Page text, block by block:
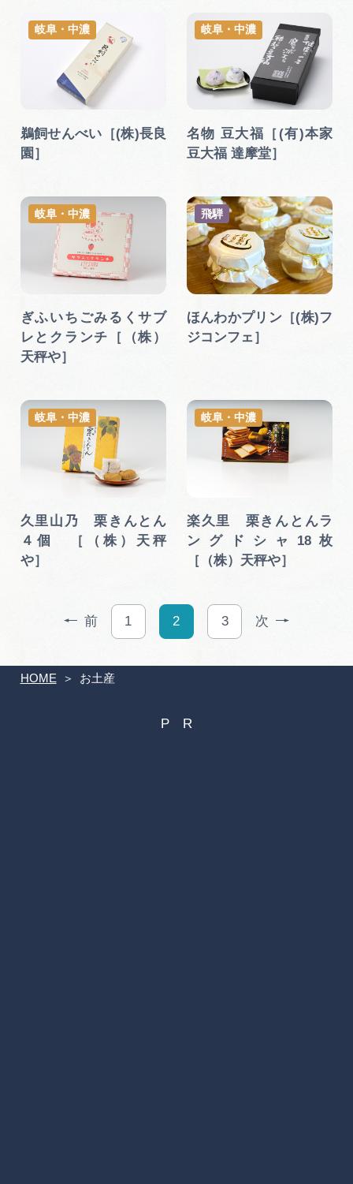
HOME お土産
鵜飼せんべい［(株)長良
園］
岐阜・中濃
名物 豆大福［(有)本家
豆大福 達摩堂］
岐阜・中濃
ぎふいちごみるくサブ
レとクランチ［（株）
天秤や］
岐阜・中濃
ほんわかプリン［(株)フ
ジコンフェ］
飛騨
久里山乃 栗きんとん
４個 ［（株）天秤
や］
岐阜・中濃
楽久里 栗きんとんラ
ングドシャ18枚
［（株）天秤や］
岐阜・中濃
前 1 2 3 次